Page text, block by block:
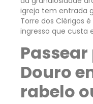
igreja tem entrada
Torre dos Clérigos
ingresso que custa
Passear
Douro
rabelo